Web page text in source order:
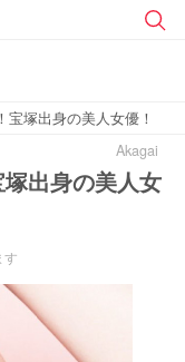
塚出身の美人女優！
Akagai
出身の美人女
す